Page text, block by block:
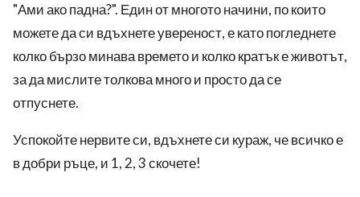
"Ами ако падна?". Един от многото начини, по които
можете да си вдъхнете увереност, е като погледнете
колко бързо минава времето и колко кратък е животът,
за да мислите толкова много и просто да се
отпуснете.
Успокойте нервите си, вдъхнете си кураж, че всичко е
в добри ръце, и 1, 2, 3 скочете!